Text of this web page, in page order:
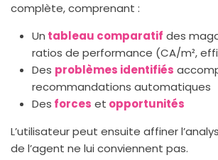
complète, comprenant :
Un tableau comparatif des
ratios de performance (CA/m²,
Des problèmes identifiés
recommandations automatiques
Des forces et opportunités
L’utilisateur peut ensuite affiner
de l’agent ne lui conviennent pas.